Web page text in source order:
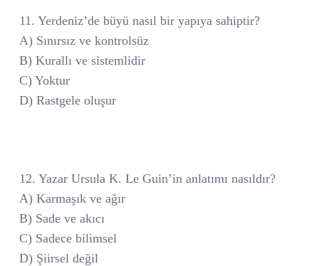
11. Yerdeniz’de büyü nasıl bir yapıya sahiptir?
A) Sınırsız ve kontrolsüz
B) Kurallı ve sistemlidir
C) Yoktur
D) Rastgele oluşur
12. Yazar Ursula K. Le Guin’in anlatımı nasıldır?
A) Karmaşık ve ağır
B) Sade ve akıcı
C) Sadece bilimsel
D) Şiirsel değil